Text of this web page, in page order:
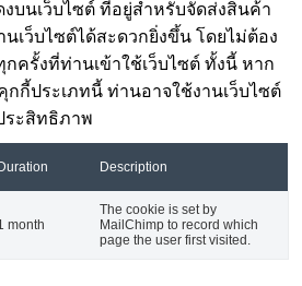
งบนเว็บไซต์ ที่อยู่สำหรับจัดส่งสินค้า
เว็บไซต์ได้สะดวกยิ่งขึ้น โดยไม่ต้อง
ครั้งที่ท่านเข้าใช้เว็บไซต์ ทั้งนี้ หาก
กี้ประเภทนี้ ท่านอาจใช้งานเว็บไซต์
ระสิทธิภาพ
Duration Description
month
The cookie is set by
MailChimp to record which
page the user first visited.